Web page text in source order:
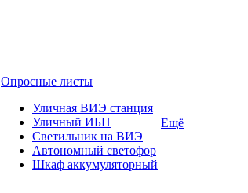
Опросные листы
Уличная ВИЭ станция
Уличный ИБП
Светильник на ВИЭ
Автономный светофор
Шкаф аккумуляторный
Ещё